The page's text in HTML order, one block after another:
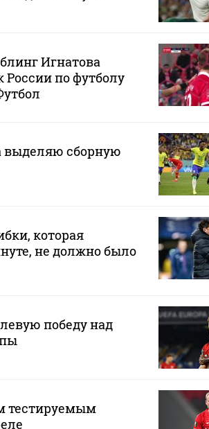
Игнатова
России по футболу
выделяю сборную
которая
не должно было
победу над
тестируемым